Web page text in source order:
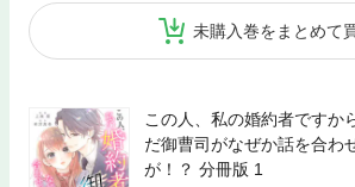
未購入巻をまとめて
この人、私の婚約者ですか
だ御曹司がなぜか話を合わ
が！？ 分冊版 1